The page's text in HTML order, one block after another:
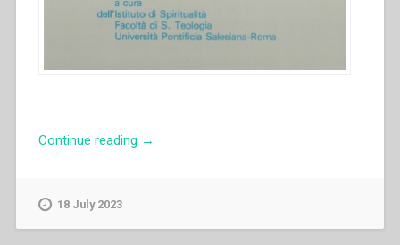
Continue reading “Armando
→
18 July 2023